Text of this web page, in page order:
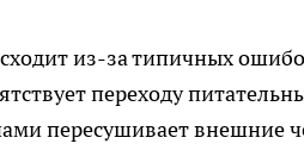
из-за типичных
переходу
пересушивает внешние